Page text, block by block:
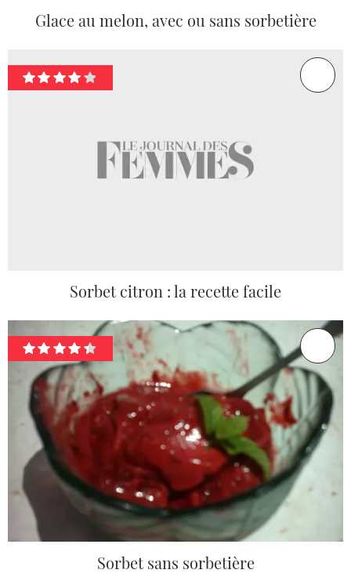
Glace au melon, avec ou sans sorbetière
Sorbet citron : la recette facile
Sorbet sans sorbetière